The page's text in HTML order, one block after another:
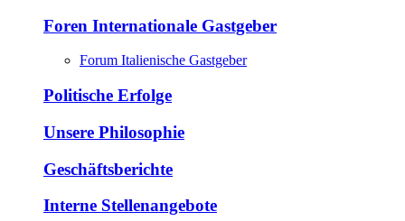
Foren Internationale Gastgeber
Forum Italienische Gastgeber
Politische Erfolge
Unsere Philosophie
Geschäftsberichte
Interne Stellenangebote